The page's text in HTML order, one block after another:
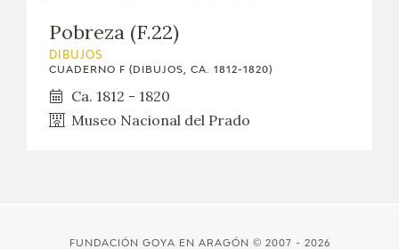
Pobreza (F.22)
DIBUJOS
CUADERNO F (DIBUJOS, CA. 1812-1820)
Ca. 1812 - 1820
Museo Nacional del Prado
FUNDACIÓN GOYA EN ARAGÓN © 2007 - 2026